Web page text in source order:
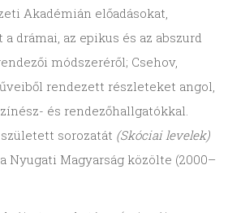
Akadémián előadásokat,
drámai, az epikus és az abszurd
módszeréről; Csehov,
rendezett részleteket angol,
és rendezőhallgatókkal.
sorozatát (Skóciai levelek)
Nyugati Magyarság közölte (2000–